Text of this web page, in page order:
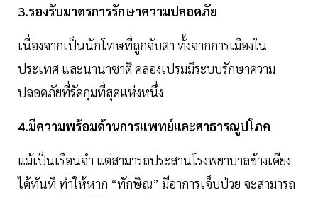
3.รองรับมาตรการรักษาความปลอดภัย
เนื่องจากเป็นนักโทษที่ถูกจับตา ทั้งจากการเมืองใน
ประเทศ และนานาชาติ คลองเปรมมีระบบรักษาความ
ปลอดภัยที่รัดกุมที่สุดแห่งหนึ่ง
4.มีความพร้อมด้านการแพทย์และสาธารณูปโภค
แม้เป็นเรือนจำ แต่สามารถประสานโรงพยาบาลข้างเคียง
ได้ทันที ทำให้หาก “ทักษิณ” มีอาการเจ็บป่วย จะสามารถ